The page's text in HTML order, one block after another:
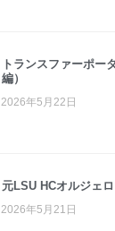
トランスファーポー
編）
2026年5月22日
元LSU HCオルジェ
2026年5月21日